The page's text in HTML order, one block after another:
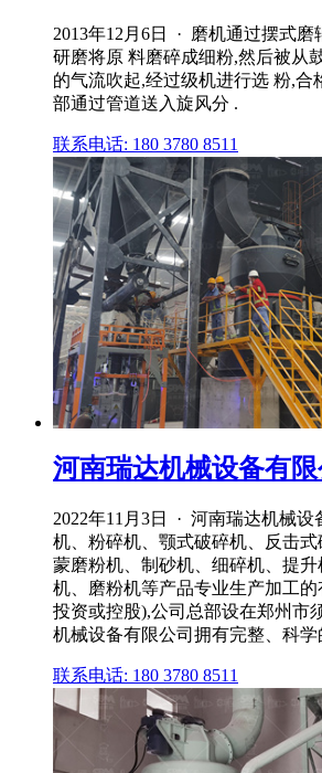
2013年12月6日 · 磨机通过摆式磨
研磨将原 料磨碎成细粉,然后被从
的气流吹起,经过级机进行选 粉,合
部通过管道送入旋风分 .
联系电话: 180 3780 8511
河南瑞达机械设备有
2022年11月3日 · 河南瑞达机械设
机、粉碎机、颚式破碎机、反击
蒙磨粉机、制砂机、细碎机、提
机、磨粉机等产品专业生产加工的
投资或控股),公司总部设在郑州市
机械设备有限公司拥有完整、科学
联系电话: 180 3780 8511